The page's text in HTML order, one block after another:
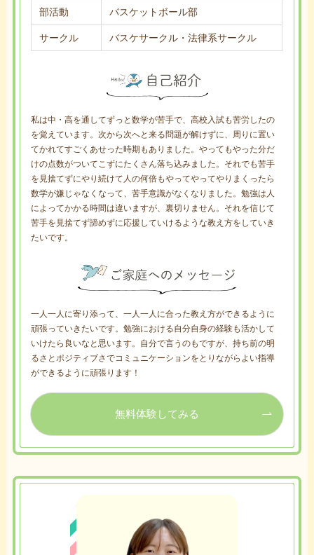
部活動 バスケットボール部
サークル バスケサークル・法律系サークル
私は中・高を通してずっと数学が苦手で、高校入試も苦労したの
を覚えています。次から次へと来る問題が解けずに、周りに置い
てかれてすごくあせった時期もありました。やってもやった分だ
けの点数がついてこずにたくさん落ち込みました。それでも苦手
を見捨てずにやり続けて人の何倍もやってやってやりまくったら
数学が嫌じゃなくなって、苦手意識がなくなりました。勉強は人
によってかかる時間は違いますが、裏切りません。それを信じて
苦手を見捨てず諦めずに応援していけるような教え方をしていき
たいです。
一人一人に寄り添って、一人一人に合った教え方ができるように
頑張っていきたいです。勉強における自分自身の経験も活かして
いけたら良いなと思います。自分で言うのもですが、持ち前の明
るさとポジティブさでコミュニケーションをとりながらよい指導
ができるように頑張ります！
無料体験してみる